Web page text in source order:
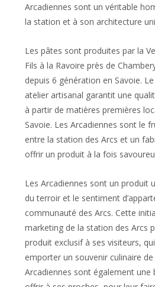
Arcadiennes sont un véritable
la station et à son architecture
Les pâtes sont produites par la
Fils à la Ravoire près de
depuis 6 génération en Savoie.
atelier artisanal garantit une
à partir de matières premières
Savoie. Les Arcadiennes sont le
entre la station des Arcs et un
offrir un produit à la fois
Les Arcadiennes sont un produit
du terroir et le sentiment
communauté des Arcs. Cette
marketing de la station des Arcs
produit exclusif à ses visiteurs,
emporter un souvenir culinaire
Arcadiennes sont également une